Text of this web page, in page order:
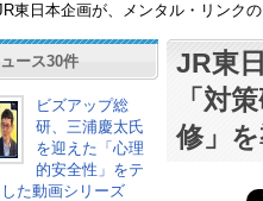
東日本企画が、メンタル・リンク
ース30件
ビズアップ総
研、三浦慶太氏
を迎えた「心理
的安全性」をテ
た動画シリーズ
JR東
「対
修」を